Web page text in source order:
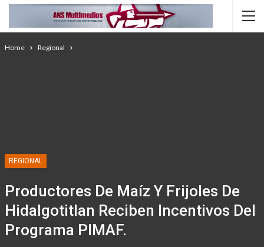
Home Regional
REGIONAL
Productores De Maíz Y Frijoles De
Hidalgotitlan Reciben Incentivos Del
Programa PIMAF.